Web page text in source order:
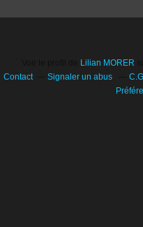
Lilian MORER
Contact
Signaler un abus